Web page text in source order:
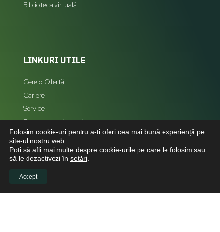
Biblioteca virtuală
LINKURI UTILE
Cere o Ofertă
Cariere
Service
Reprezentanți zonali
Hartă Site
LEGAL
Folosim cookie-uri pentru a-ți oferi cea mai bună experiență pe
site-ul nostru web.
Poți să afli mai multe despre cookie-urile pe care le folosim sau
să le dezactivezi în setări
Accept